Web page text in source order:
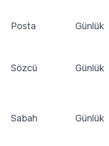
Posta Günlük
Sözcü Günlük
Sabah Günlük